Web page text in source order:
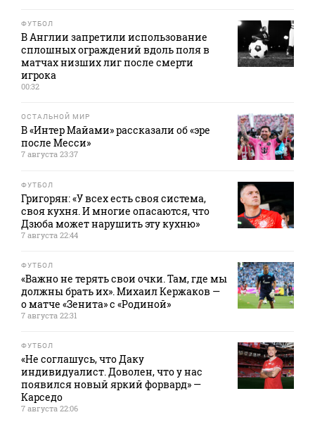
ФУТБОЛ
В Англии запретили использование
сплошных ограждений вдоль поля в
матчах низших лиг после смерти
игрока
00:32
ОСТАЛЬНОЙ МИР
В «Интер Майами» рассказали об «эре
после Месси»
7 августа 23:37
ФУТБОЛ
Григорян: «У всех есть своя система,
своя кухня. И многие опасаются, что
Дзюба может нарушить эту кухню»
7 августа 22:44
ФУТБОЛ
«Важно не терять свои очки. Там, где мы
должны брать их». Михаил Кержаков —
о матче «Зенита» с «Родиной»
7 августа 22:31
ФУТБОЛ
«Не соглашусь, что Даку
индивидуалист. Доволен, что у нас
появился новый яркий форвард» —
Карседо
7 августа 22:06